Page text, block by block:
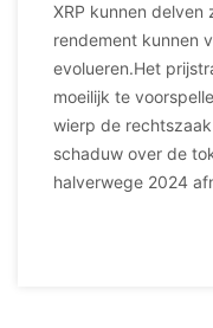
XRP kunnen
rendement kunnen
evolueren.Het
moeilijk te
wierp de
schaduw over de
halverwege 2024